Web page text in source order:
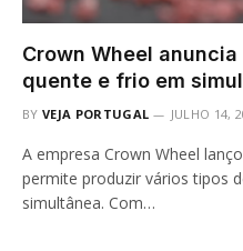
Crown Wheel
quente e frio em
BY VEJA PORTUGAL JULHO 14,
A empresa Crown Wheel
permite produzir vários tipos
simultânea. Com…